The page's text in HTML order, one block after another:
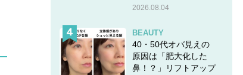
2026.08.04
BEAUTY
40・50代オバ見えの
原因は「肥大化した
鼻！？」リフトアップ